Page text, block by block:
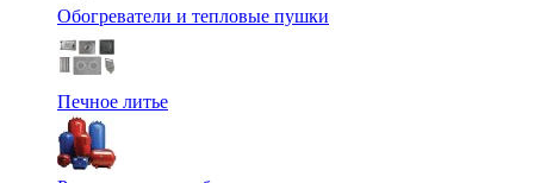
Обогреватели и тепловые пушки
Печное литье